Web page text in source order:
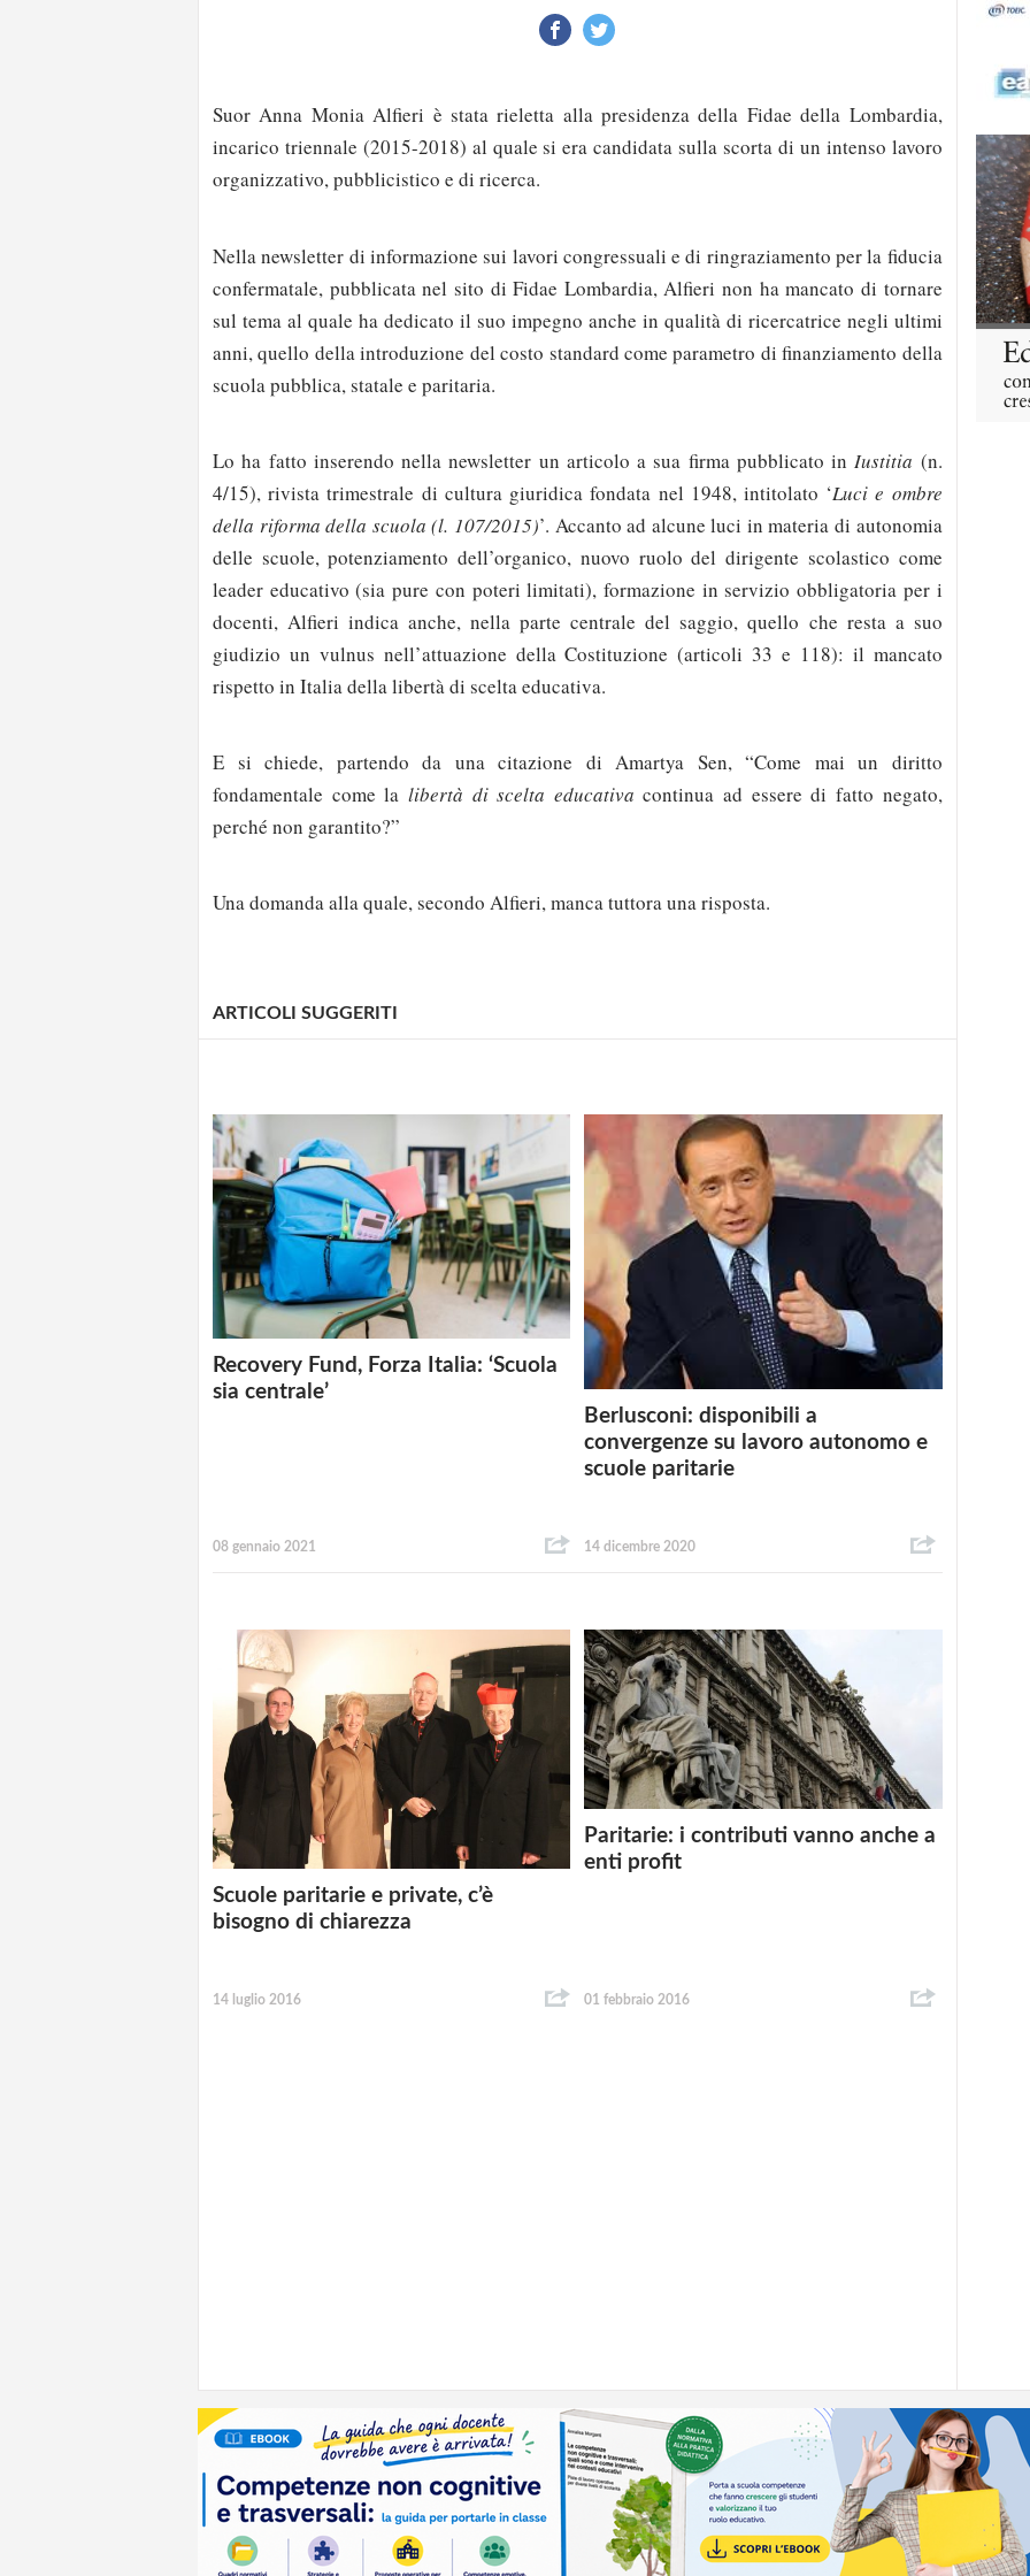
Suor Anna Monia Alfieri è stata rieletta alla presidenza della Fidae della Lombardia,
incarico triennale (2015-2018) al quale si era candidata sulla scorta di un intenso lavoro
organizzativo, pubblicistico e di ricerca.
Nella newsletter di informazione sui lavori congressuali e di ringraziamento per la fiducia
confermatale, pubblicata nel sito di Fidae Lombardia, Alfieri non ha mancato di tornare
sul tema al quale ha dedicato il suo impegno anche in qualità di ricercatrice negli ultimi
anni, quello della introduzione del costo standard come parametro di finanziamento della
scuola pubblica, statale e paritaria.
Lo ha fatto inserendo nella newsletter un articolo a sua firma pubblicato inIustitia (n.
4/15), rivista trimestrale di cultura giuridica fondata nel 1948, intitolato ‘Luci e ombre
della riforma della scuola (l. 107/2015)’. Accanto ad alcune luci in materia di autonomia
delle scuole, potenziamento dell’organico, nuovo ruolo del dirigente scolastico come
leader educativo (sia pure con poteri limitati), formazione in servizio obbligatoria per i
docenti, Alfieri indica anche, nella parte centrale del saggio, quello che resta a suo
giudizio un vulnus nell’attuazione della Costituzione (articoli 33 e 118): il mancato
rispetto in Italia della libertà di scelta educativa.
E si chiede, partendo da una citazione di Amartya Sen, “Come mai un diritto
fondamentale come la libertà di scelta educativacontinua ad essere di fatto negato,
perché non garantito?”
Una domanda alla quale, secondo Alfieri, manca tuttora una risposta.
ARTICOLI SUGGERITI
Recovery Fund, Forza Italia: ‘Scuola
sia centrale’
08 gennaio 2021
Berlusconi: disponibili a
convergenze su lavoro autonomo e
scuole paritarie
14 dicembre 2020
Scuole paritarie e private, c’è
bisogno di chiarezza
14 luglio 2016
Paritarie: i contributi vanno anche a
enti profit
01 febbraio 2016